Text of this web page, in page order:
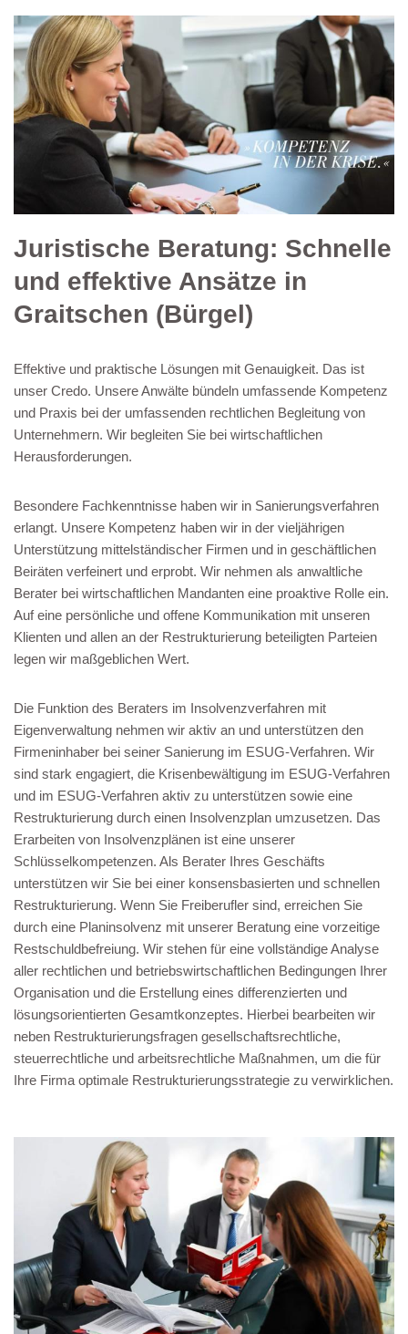
Juristische Beratung: Schnelle
und effektive Ansätze in
Graitschen (Bürgel)
Effektive und praktische Lösungen mit Genauigkeit. Das ist
unser Credo. Unsere Anwälte bündeln umfassende Kompetenz
und Praxis bei der umfassenden rechtlichen Begleitung von
Unternehmern. Wir begleiten Sie bei wirtschaftlichen
Herausforderungen.
Besondere Fachkenntnisse haben wir in Sanierungsverfahren
erlangt. Unsere Kompetenz haben wir in der vieljährigen
Unterstützung mittelständischer Firmen und in geschäftlichen
Beiräten verfeinert und erprobt. Wir nehmen als anwaltliche
Berater bei wirtschaftlichen Mandanten eine proaktive Rolle ein.
Auf eine persönliche und offene Kommunikation mit unseren
Klienten und allen an der Restrukturierung beteiligten Parteien
legen wir maßgeblichen Wert.
Die Funktion des Beraters im Insolvenzverfahren mit
Eigenverwaltung nehmen wir aktiv an und unterstützen den
Firmeninhaber bei seiner Sanierung im ESUG-Verfahren. Wir
sind stark engagiert, die Krisenbewältigung im ESUG-Verfahren
und im ESUG-Verfahren aktiv zu unterstützen sowie eine
Restrukturierung durch einen Insolvenzplan umzusetzen. Das
Erarbeiten von Insolvenzplänen ist eine unserer
Schlüsselkompetenzen. Als Berater Ihres Geschäfts
unterstützen wir Sie bei einer konsensbasierten und schnellen
Restrukturierung. Wenn Sie Freiberufler sind, erreichen Sie
durch eine Planinsolvenz mit unserer Beratung eine vorzeitige
Restschuldbefreiung. Wir stehen für eine vollständige Analyse
aller rechtlichen und betriebswirtschaftlichen Bedingungen Ihrer
Organisation und die Erstellung eines differenzierten und
lösungsorientierten Gesamtkonzeptes. Hierbei bearbeiten wir
neben Restrukturierungsfragen gesellschaftsrechtliche,
steuerrechtliche und arbeitsrechtliche Maßnahmen, um die für
Ihre Firma optimale Restrukturierungsstrategie zu verwirklichen.